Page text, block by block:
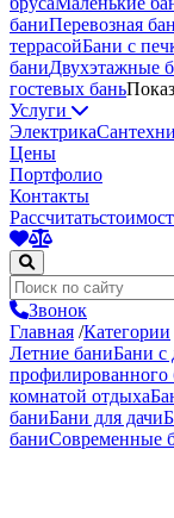
баниПеревозная
террасойБани с
баниДвухэтажные
гостевых бань
Услуги
Электрика
Цены
Портфолио
Контакты
Рассчитать
Звонок
Главная /Категории
Летние баниБани с
профилированного
комнатой отдыха
баниБани для дачи
баниСовременные